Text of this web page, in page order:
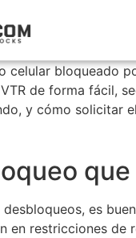
celular bloqueado
de forma fácil,
y cómo solicitar
es
en restricciones